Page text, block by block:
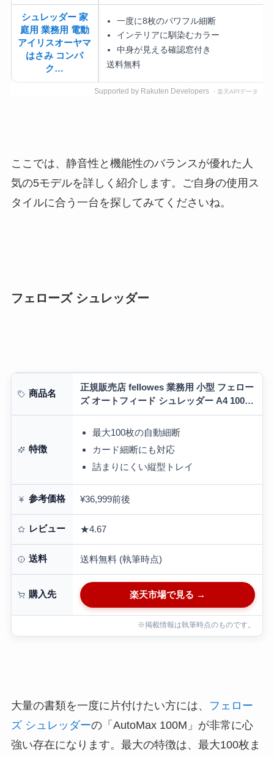
シュレッダー 家
庭用 業務用 電動
アイリスオーヤマ
はさみ コンパ
ク…
一度に8枚のパワフル細断
インテリアに馴染むカラー
中身が見える確認窓付き
送料無料
Supported by Rakuten Developers ・楽天APIデータ
ここでは、静音性と機能性のバランスが優れた人
気の5モデルを詳しく紹介します。ご自身の使用ス
タイルに合う一台を探してみてくださいね。
フェローズ シュレッダー
商品名
正規販売店 fellowes 業務用 小型 フェロー
ズ オートフィード シュレッダー A4 100枚
まとめて 自動 細断 クロスカット ホッチキ
ス クリップ…
特徴
最大100枚の自動細断
カード細断にも対応
詰まりにくい縦型トレイ
参考価格 ¥36,999前後
レビュー ★4.67
送料 送料無料 (執筆時点)
購入先 楽天市場で見る →
※掲載情報は執筆時点のものです。
大量の書類を一度に片付けたい方には、
フェロー
ズ シュレッダーの「AutoMax 100M」が非常に心
強い存在になります。最大の特徴は、最大100枚ま